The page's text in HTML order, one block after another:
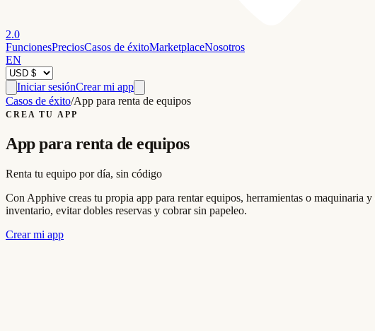
2.0
FuncionesPreciosCasos de éxitoMarketplaceNosotros
EN
Iniciar sesiónCrear mi app
Casos de éxito/App para renta de equipos
CREA TU APP
App para renta de equipos
Renta tu equipo por día, sin código
Con Apphive creas tu propia app para rentar equipos, herramientas o maquinaria
inventario, evitar dobles reservas y cobrar sin papeleo.
Crear mi app